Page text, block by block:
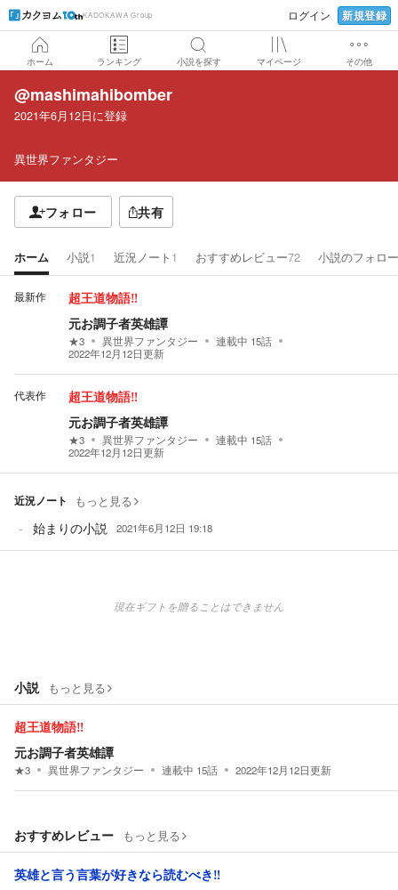
KADOKAWA Group ログイン 新規登録
ホーム ランキング 小説を探す マイページ その他
@mashimahibomber
2021年6月12日に登録
異世界ファンタジー
フォロー 共有
ホーム 小説1 近況ノート 1 おすすめレビュー72 小説のフォロー
最新作 超王道物語‼
元お調子者英雄譚
★3 異世界ファンタジー 連載中 15話
2022年12月12日更新
代表作 超王道物語‼
元お調子者英雄譚
★3 異世界ファンタジー 連載中 15話
2022年12月12日更新
近況ノート もっと見る
始まりの小説 2021年6月12日 19:18
現在ギフトを贈ることはできません
小説 もっと見る
超王道物語‼
元お調子者英雄譚
★3 異世界ファンタジー 連載中 15話 2022年12月12日更新
おすすめレビュー もっと見る
英雄と言う言葉が好きなら読むべき‼